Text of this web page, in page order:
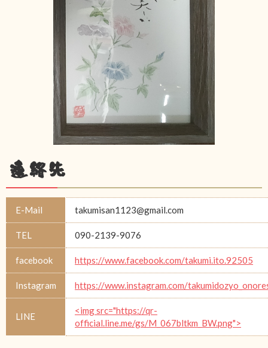
連絡先
E-Mail takumisan1123@gmail.com
TEL 090-2139-9076
facebook https://www.facebook.com/takumi.ito.92505
Instagram https://www.instagram.com/
LINE
<img src="https://qr-
official.line.me/gs/M_067bltkm_BW.png">